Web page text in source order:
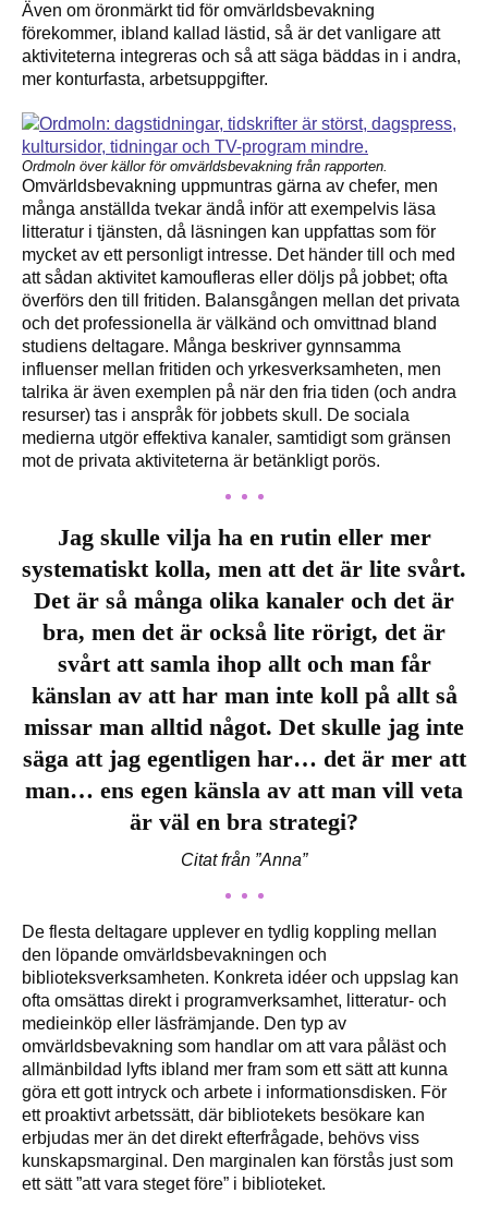
Även om öronmärkt tid för omvärldsbevakning
förekommer, ibland kallad lästid, så är det vanligare att
aktiviteterna integreras och så att säga bäddas in i andra,
mer konturfasta, arbetsuppgifter.
Ordmoln över källor för omvärldsbevakning från rapporten.
Omvärldsbevakning uppmuntras gärna av chefer, men
många anställda tvekar ändå inför att exempelvis läsa
litteratur i tjänsten, då läsningen kan uppfattas som för
mycket av ett personligt intresse. Det händer till och med
att sådan aktivitet kamoufleras eller döljs på jobbet; ofta
överförs den till fritiden. Balansgången mellan det privata
och det professionella är välkänd och omvittnad bland
studiens deltagare. Många beskriver gynnsamma
influenser mellan fritiden och yrkesverksamheten, men
talrika är även exemplen på när den fria tiden (och andra
resurser) tas i anspråk för jobbets skull. De sociala
medierna utgör effektiva kanaler, samtidigt som gränsen
mot de privata aktiviteterna är betänkligt porös.
Jag skulle vilja ha en rutin eller mer
systematiskt kolla, men att det är lite svårt.
Det är så många olika kanaler och det är
bra, men det är också lite rörigt, det är
svårt att samla ihop allt och man får
känslan av att har man inte koll på allt så
missar man alltid något. Det skulle jag inte
säga att jag egentligen har… det är mer att
man… ens egen känsla av att man vill veta
är väl en bra strategi?
Citat från ”Anna”
De flesta deltagare upplever en tydlig koppling mellan
den löpande omvärldsbevakningen och
biblioteksverksamheten. Konkreta idéer och uppslag kan
ofta omsättas direkt i programverksamhet, litteratur- och
medieinköp eller läsfrämjande. Den typ av
omvärldsbevakning som handlar om att vara påläst och
allmänbildad lyfts ibland mer fram som ett sätt att kunna
göra ett gott intryck och arbete i informationsdisken. För
ett proaktivt arbetssätt, där bibliotekets besökare kan
erbjudas mer än det direkt efterfrågade, behövs viss
kunskapsmarginal. Den marginalen kan förstås just som
ett sätt ”att vara steget före” i biblioteket.